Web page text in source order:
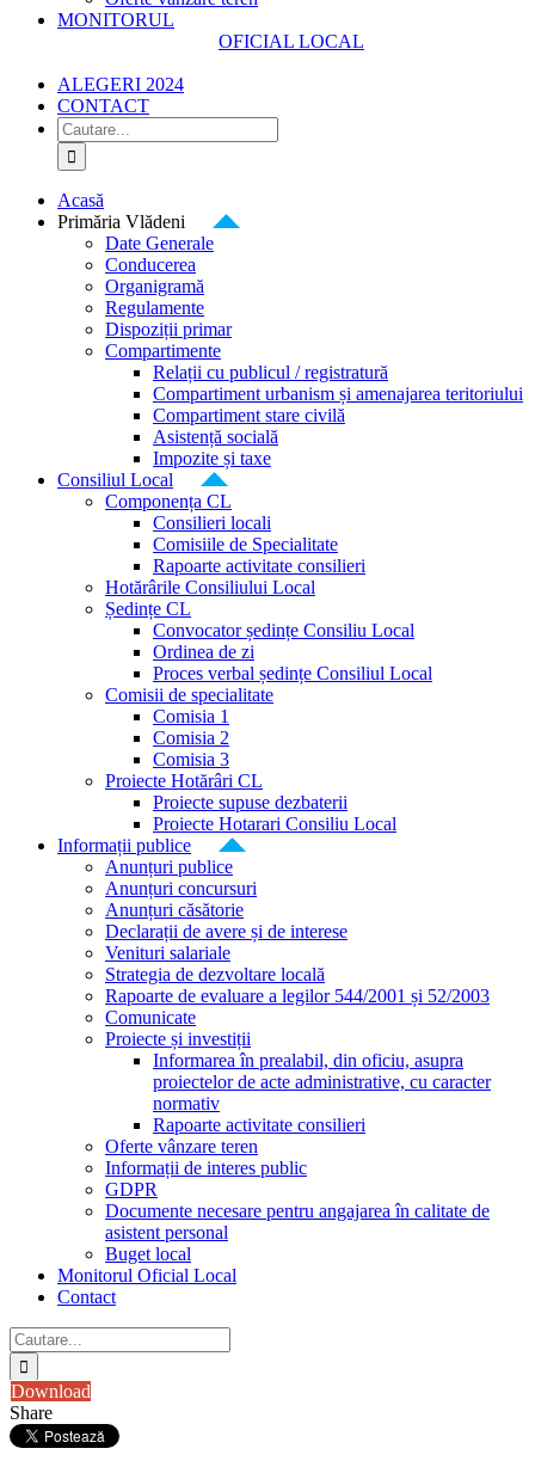
MONITORUL
OFICIAL LOCAL
ALEGERI 2024
CONTACT
Cautare...
Acasă
Primăria Vlădeni
Date Generale
Conducerea
Organigramă
Regulamente
Dispoziții primar
Compartimente
Relații cu publicul / registratură
Compartiment urbanism și amenajarea teritoriului
Compartiment stare civilă
Asistență socială
Impozite și taxe
Consiliul Local
Componența CL
Consilieri locali
Comisiile de Specialitate
Rapoarte activitate consilieri
Hotărârile Consiliului Local
Ședințe CL
Convocator ședințe Consiliu Local
Ordinea de zi
Proces verbal ședințe Consiliul Local
Comisii de specialitate
Comisia 1
Comisia 2
Comisia 3
Proiecte Hotărâri CL
Proiecte supuse dezbaterii
Proiecte Hotarari Consiliu Local
Informații publice
Anunțuri publice
Anunțuri concursuri
Anunțuri căsătorie
Declarații de avere și de interese
Venituri salariale
Strategia de dezvoltare locală
Rapoarte de evaluare a legilor 544/2001 și 52/2003
Comunicate
Proiecte și investiții
Informarea în prealabil, din oficiu, asupra
proiectelor de acte administrative, cu caracter
normativ
Rapoarte activitate consilieri
Oferte vânzare teren
Informații de interes public
GDPR
Documente necesare pentru angajarea în calitate de
asistent personal
Buget local
Monitorul Oficial Local
Contact
Cautare...
Download
Share